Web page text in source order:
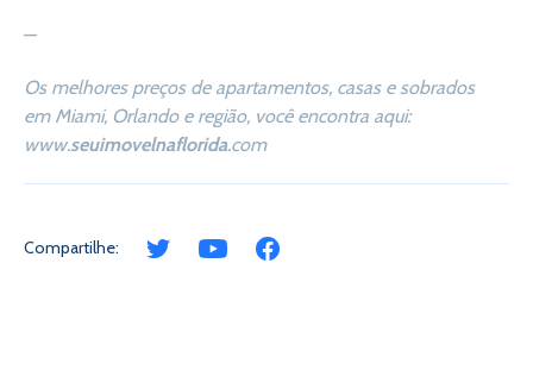
—
Os melhores preços de apartamentos, casas e sobrados
em Miami, Orlando e região, você encontra aqui:
www.seuimovelnaflorida.com
Compartilhe: